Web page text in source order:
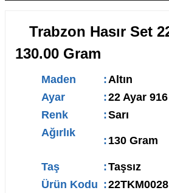
Trabzon Hasır Set
130.00 Gram
Maden :Altın
Ayar
:22 Ayar
Renk
:Sarı
Ağırlık
: 130 Gram
Taş :Taşsız
Ürün Kodu :22TKM0028